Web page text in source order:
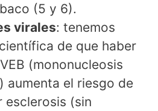
(5 y 6).
virales: tenemos
de que haber
(mononucleosis
aumenta el riesgo de
esclerosis (sin